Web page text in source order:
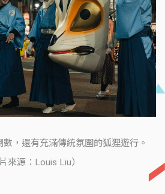
，還有充滿傳統氛圍的狐狸遊行。
片來源：Louis Liu）